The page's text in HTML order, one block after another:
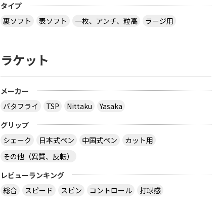
タイプ
裏ソフト
表ソフト 一枚、アンチ、粒高 ラージ用
ラケット
メーカー
バタフライ
TSP Nittaku
Yasaka
グリップ
シェーク
日本式ペン 中国式ペン
カット用
その他（異質、反転）
レビューランキング
総合
スピード スピン コントロール 打球感